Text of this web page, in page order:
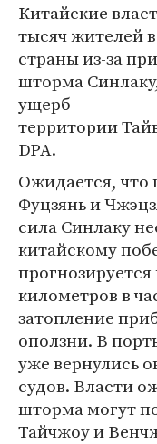
Китайские
тысяч жителей
страны из-за
шторма
ущерб
территории
DPA.
Ожидается, что
Фуцзянь и
сила Синлаку
китайскому
прогнозируется
километров в
затопление
оползни. В
уже вернулись
судов. Власти
шторма могут
Тайчжоу и